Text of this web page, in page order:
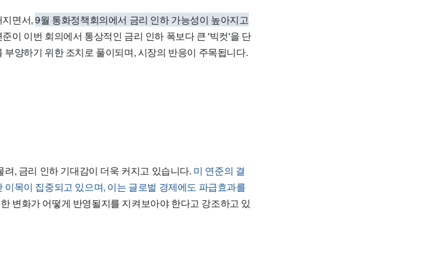
지면서,9월 통화정책회의에서 금리 인하 가능성이 높아지고
이 이번 회의에서 통상적인 금리 인하 폭보다 큰 '빅컷'을 단
양하기 위한 조치로 풀이되며, 시장의 반응이 주목됩니다.
, 금리 인하 기대감이 더욱 커지고 있습니다. 미 연준의 결
목이 집중되고 있으며, 이는 글로벌 경제에도 파급효과를
변화가 어떻게 반영될지를 지켜보아야 한다고 강조하고 있